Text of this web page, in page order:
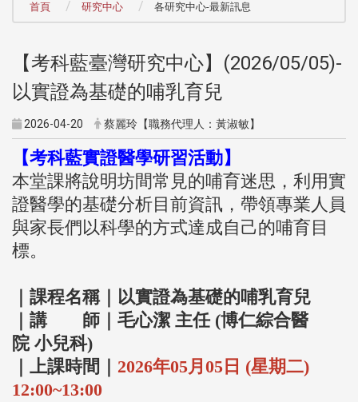
首頁 研究中心 各研究中心-最新訊息
【考科藍臺灣研究中心】(2026/05/05)-
以實證為基礎的哺乳育兒
2026-04-20 蔡麗玲【職務代理人：黃淑敏】
【考科藍實證醫學研習活動】
本堂課將說明坊間常見的哺育迷思， 利用實
證醫學的基礎分析目前資訊， 帶領專業人員
與家長們以科學的方式達成自己的哺育目
標。
｜課程名稱｜以實證為基礎的哺乳育兒
｜講 師｜毛心潔 主任 (博仁綜合醫
院 小兒科)
｜上課時間｜ 2026年05月05日 (星期二)
12:00~13:00